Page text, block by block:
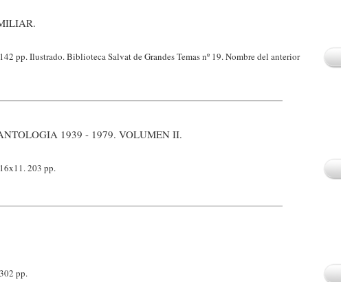
pp. Ilustrado. Biblioteca Salvat de Grandes Temas nº 19. Nombre del anterior
1939 - 1979. VOLUMEN II.
203 pp.
pp.